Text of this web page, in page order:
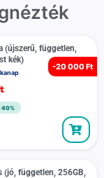
-20 000 Ft
(újszerű, független,
kék)
40%
(jó, független, 256GB,